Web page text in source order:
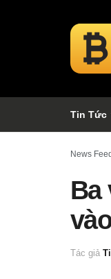
Tin Tức
News Feed
Ba
Tác giả